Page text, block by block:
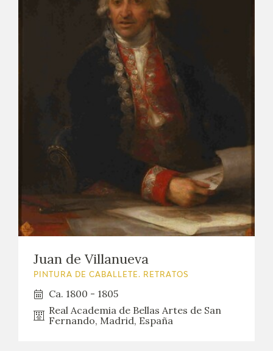
Juan de Villanueva
PINTURA DE CABALLETE. RETRATOS
Ca. 1800 - 1805
Real Academia de Bellas Artes de San
Fernando, Madrid, España